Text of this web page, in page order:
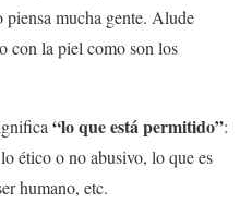
piensa mucha gente. Alude
con la piel como son los
“lo que está permitido”:
ético o no abusivo, lo que es
humano, etc.